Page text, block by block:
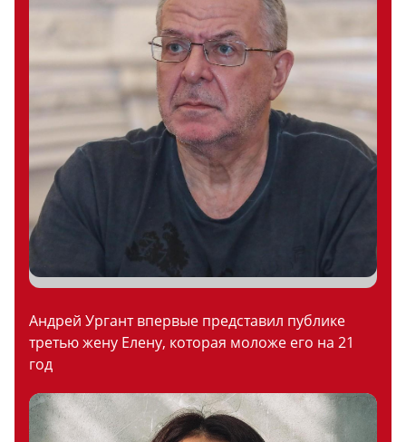
Андрей Ургант впервые представил публике
третью жену Елену, которая моложе его на 21
год